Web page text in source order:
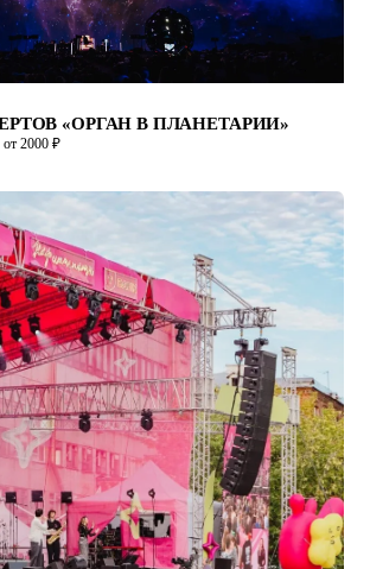
«ОРГАН В ПЛАНЕТАРИИ»
от 2000 ₽